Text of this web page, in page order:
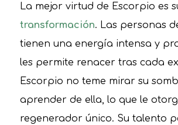
La mejor virtud de Escorpio es
transformación. Las personas
tienen una energía intensa y
les permite renacer tras cada
Escorpio no teme mirar su
aprender de ella, lo que le
regenerador único. Su talento